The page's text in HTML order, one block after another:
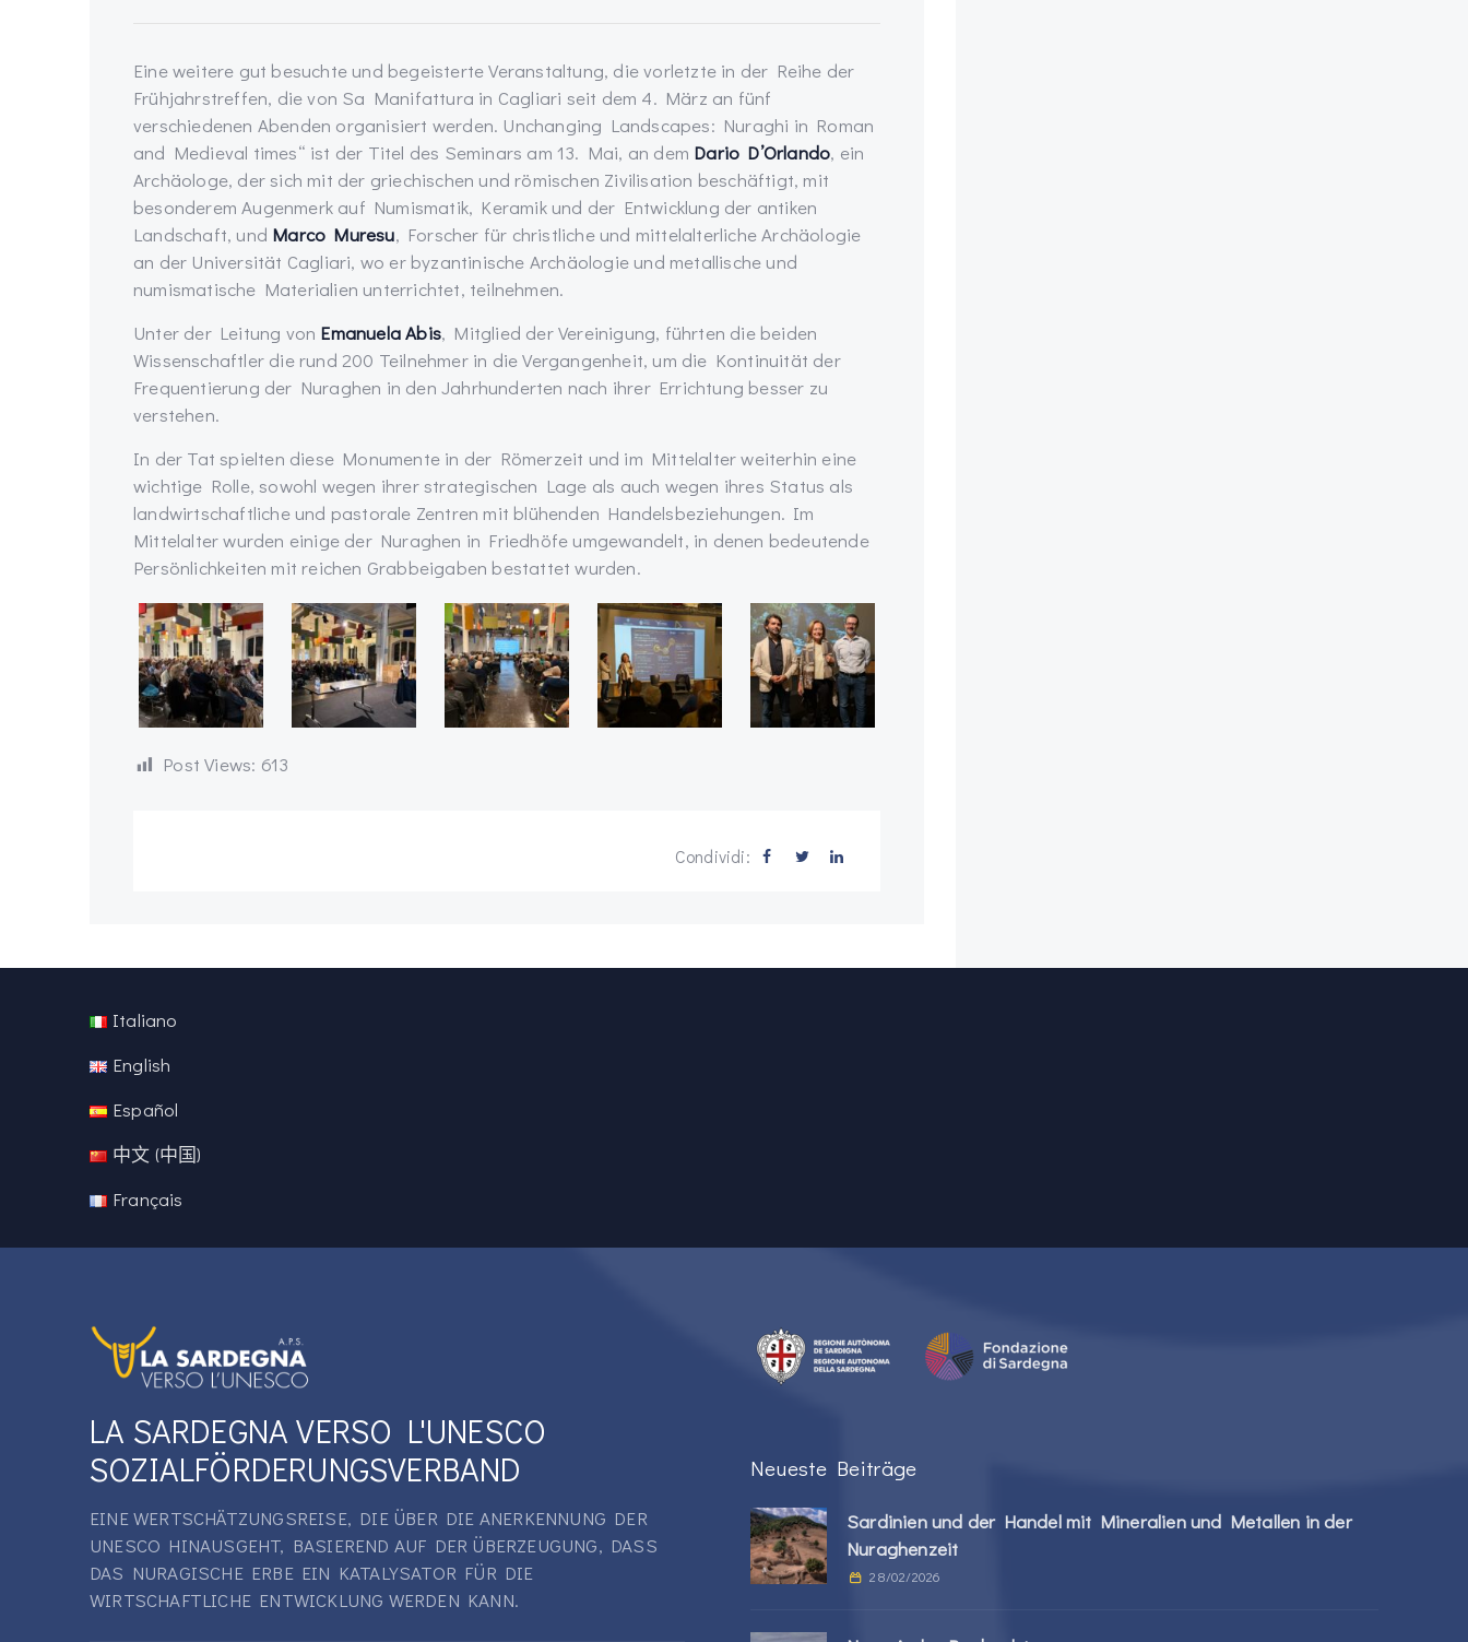
Eine weitere gut besuchte und begeisterte Veranstaltung, die vorletzte in der Reihe der
Frühjahrstreffen, die von Sa Manifattura in Cagliari seit dem 4. März an fünf
verschiedenen Abenden organisiert werden. Unchanging Landscapes: Nuraghi in Roman
and Medieval times“ ist der Titel des Seminars am 13. Mai, an dem Dario D’Orlando, ein
Archäologe, der sich mit der griechischen und römischen Zivilisation beschäftigt, mit
besonderem Augenmerk auf Numismatik, Keramik und der Entwicklung der antiken
Landschaft, und Marco Muresu, Forscher für christliche und mittelalterliche Archäologie
an der Universität Cagliari, wo er byzantinische Archäologie und metallische und
numismatische Materialien unterrichtet, teilnehmen.
Unter der Leitung von Emanuela Abis, Mitglied der Vereinigung, führten die beiden
Wissenschaftler die rund 200 Teilnehmer in die Vergangenheit, um die Kontinuität der
Frequentierung der Nuraghen in den Jahrhunderten nach ihrer Errichtung besser zu
verstehen.
In der Tat spielten diese Monumente in der Römerzeit und im Mittelalter weiterhin eine
wichtige Rolle, sowohl wegen ihrer strategischen Lage als auch wegen ihres Status als
landwirtschaftliche und pastorale Zentren mit blühenden Handelsbeziehungen. Im
Mittelalter wurden einige der Nuraghen in Friedhöfe umgewandelt, in denen bedeutende
Persönlichkeiten mit reichen Grabbeigaben bestattet wurden.
Post Views: 613
Condividi:
Italiano
English
Español
中文 (中国)
Français
LA SARDEGNA VERSO L'UNESCO
SOZIALFÖRDERUNGSVERBAND
EINE WERTSCHÄTZUNGSREISE, DIE ÜBER DIE ANERKENNUNG DER
UNESCO HINAUSGEHT, BASIEREND AUF DER ÜBERZEUGUNG, DASS
DAS NURAGISCHE ERBE EIN KATALYSATOR FÜR DIE
WIRTSCHAFTLICHE ENTWICKLUNG WERDEN KANN.
Neueste Beiträge
Sardinien und der Handel mit Mineralien und Metallen in der
Nuraghenzeit
28/02/2026